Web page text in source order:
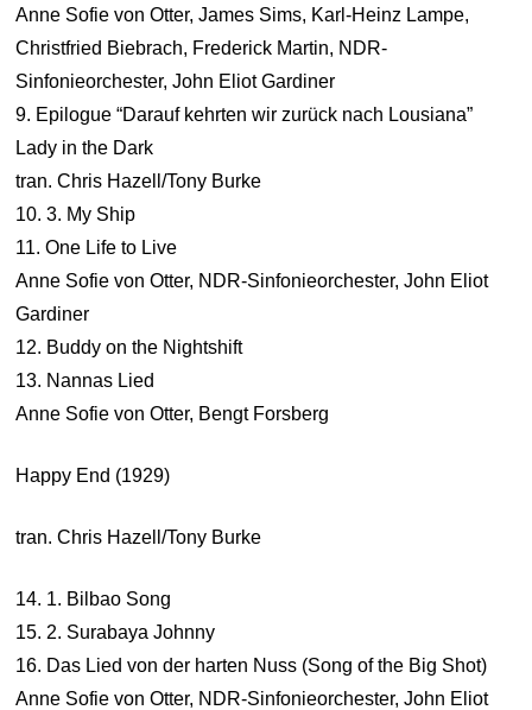
Anne Sofie von Otter, James Sims, Karl-Heinz Lampe,
Christfried Biebrach, Frederick Martin, NDR-
Sinfonieorchester, John Eliot Gardiner
9. Epilogue “Darauf kehrten wir zurück nach Lousiana”
Lady in the Dark
tran. Chris Hazell/Tony Burke
10. 3. My Ship
11. One Life to Live
Anne Sofie von Otter, NDR-Sinfonieorchester, John Eliot
Gardiner
12. Buddy on the Nightshift
13. Nannas Lied
Anne Sofie von Otter, Bengt Forsberg
Happy End (1929)
tran. Chris Hazell/Tony Burke
14. 1. Bilbao Song
15. 2. Surabaya Johnny
16. Das Lied von der harten Nuss (Song of the Big Shot)
Anne Sofie von Otter, NDR-Sinfonieorchester, John Eliot